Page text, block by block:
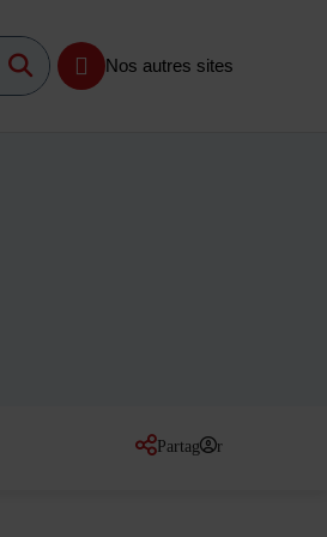
Lancer la recherche
Nos autres sites
Partager
sur les réseaux